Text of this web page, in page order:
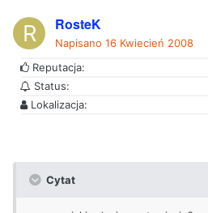
RosteK
Napisano 16 Kwiecień 2008
Reputacja:
Status:
Lokalizacja:
Cytat